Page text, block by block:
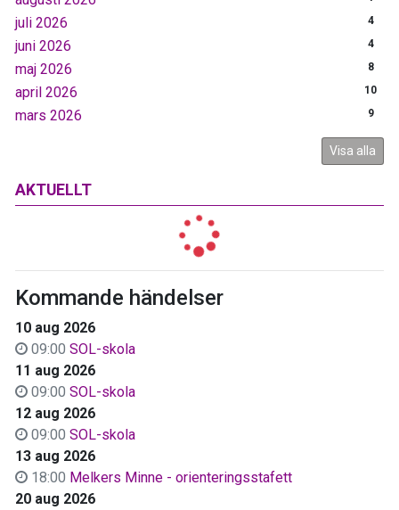
juli 2026 4
juni 2026 4
maj 2026 8
april 2026 10
mars 2026 9
Visa alla
AKTUELLT
Kommande händelser
10 aug 2026
09:00 SOL-skola
11 aug 2026
09:00 SOL-skola
12 aug 2026
09:00 SOL-skola
13 aug 2026
18:00 Melkers Minne - orienteringsstafett
20 aug 2026